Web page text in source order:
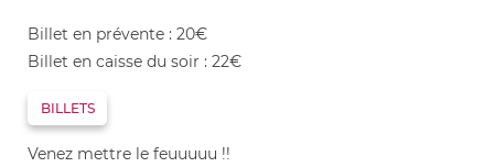
Billet en prévente : 20€
Billet en caisse du soir : 22€
BILLETS
Venez mettre le feuuuuu !!